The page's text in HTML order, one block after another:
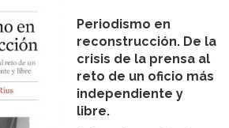
Periodismo en
reconstrucción. De la
crisis de la prensa al
reto de un oficio más
independiente y
libre.